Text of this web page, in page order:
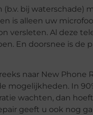
bij waterschade)
is alleen uw
versleten. Al deze
En doorsnee is de
naar New Phone
mogelijkheden. In
wachten, dan
geeft u ook nog